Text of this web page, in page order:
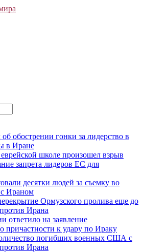
обострении гонки за лидерство в
в Иране
школе произошел взрыв
запрета лидеров ЕС для
десятки людей за съемку во
с Ираном
Ормузского пролива еще до
Ирана
ответило на заявление
причастности к удару по Ираку
погибших военных США с
Ирана